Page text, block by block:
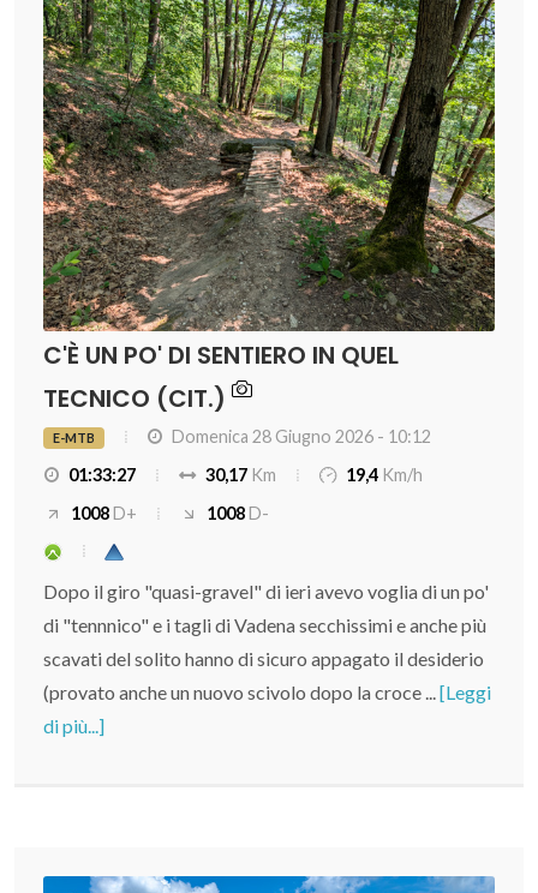
C'È UN PO' DI SENTIERO IN QUEL
TECNICO (CIT.)
E-MTB
Domenica 28 Giugno 2026 - 10:12
01:33:27
30,17 Km 19,4 Km/h
1008D+ 1008D-
Dopo il giro "quasi-gravel" di ieri avevo voglia di un po'
di "tennnico" e i tagli di Vadena secchissimi e anche più
scavati del solito hanno di sicuro appagato il desiderio
(provato anche un nuovo scivolo dopo la croce ...[Leggi
di più...]